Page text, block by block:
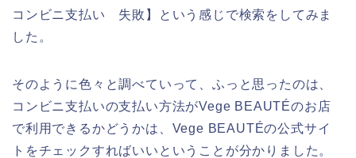
コンビニ支払い 失敗】という感じで検索をしてみま
した。
そのように色々と調べていって、ふっと思ったのは、
コンビニ支払いの支払い方法がVege BEAUTÉのお店
で利用できるかどうかは、Vege BEAUTÉの公式サイ
トをチェックすればいいということが分かりました。